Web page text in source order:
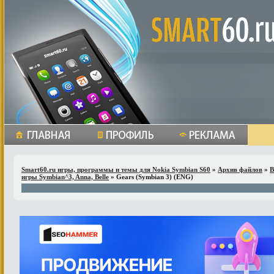
Smart60.ru игры, программы и темы для Nokia Symbian S60 » Архив файлов »
игры Symbian^3, Anna, Belle » Gears (Symbian 3) (ENG)